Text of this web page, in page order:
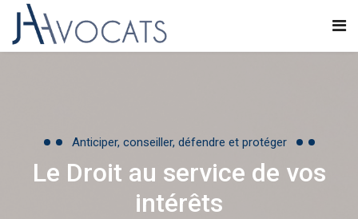
Anticiper, conseiller, défendre et protéger
Le Droit au service de vos
intérêts